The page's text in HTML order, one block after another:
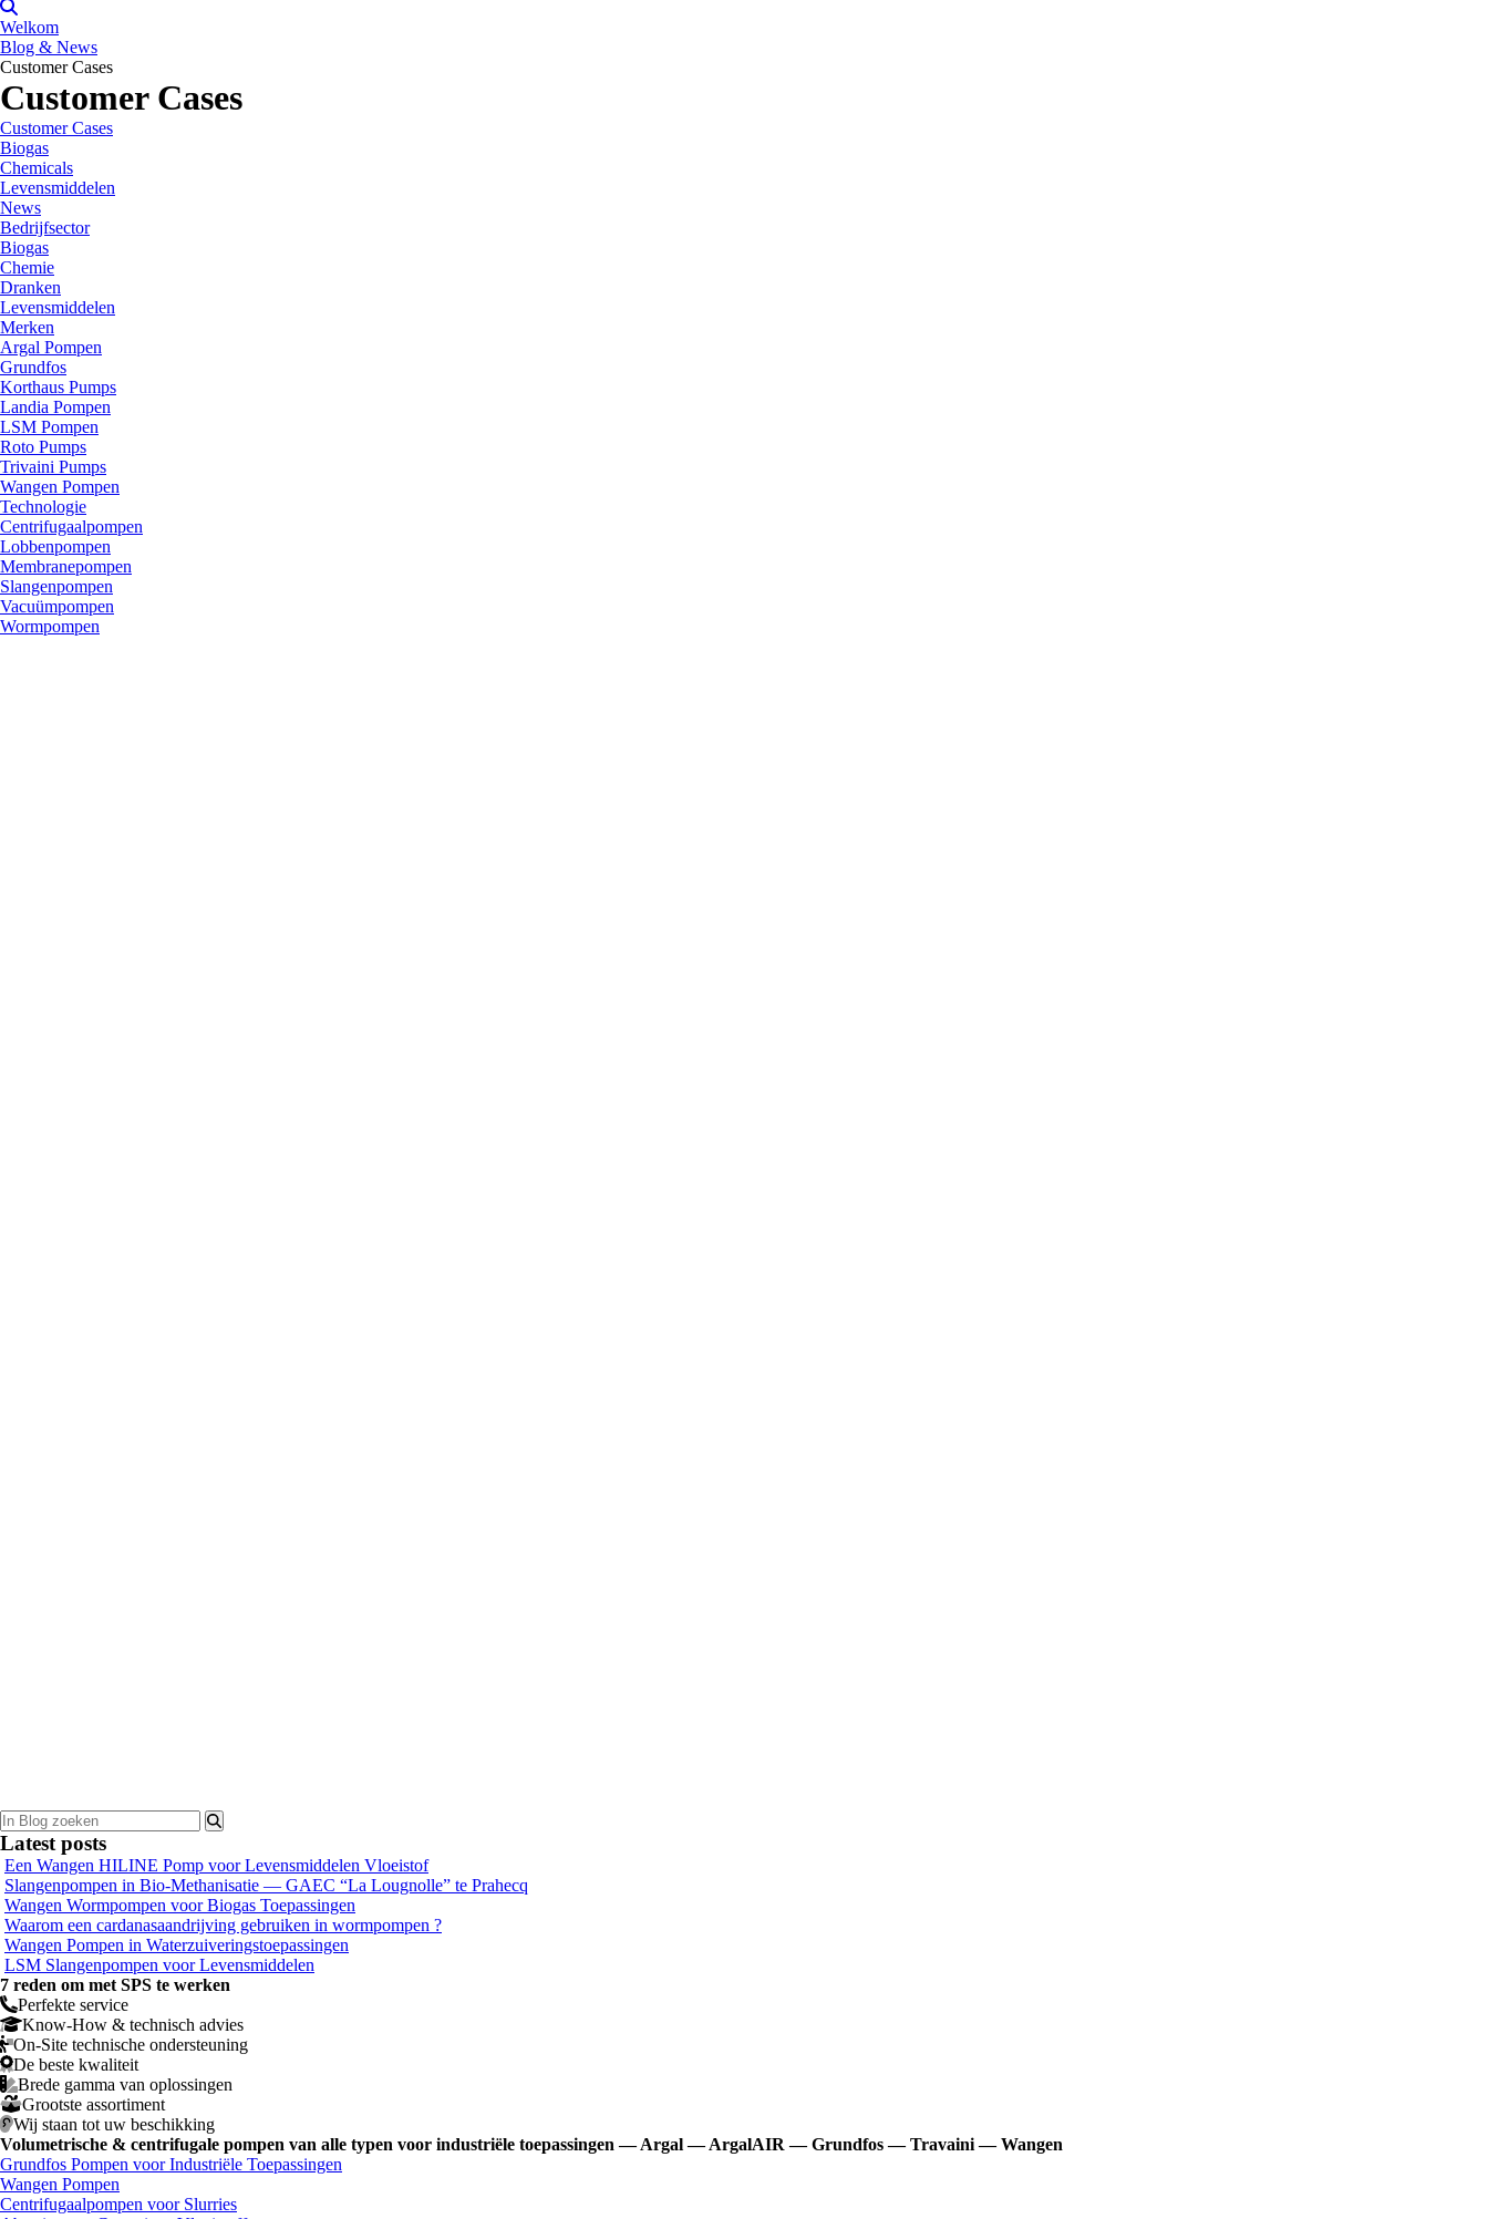
Welkom
Blog & News
Customer Cases
Customer Cases
Customer Cases
Biogas
Chemicals
Levensmiddelen
News
Bedrijfsector
Biogas
Chemie
Dranken
Levensmiddelen
Merken
Argal Pompen
Grundfos
Korthaus Pumps
Landia Pompen
LSM Pompen
Roto Pumps
Trivaini Pumps
Wangen Pompen
Technologie
Centrifugaalpompen
Lobbenpompen
Membranepompen
Slangenpompen
Vacuümpompen
Wormpompen
Latest posts
Een Wangen HILINE Pomp voor Levensmiddelen Vloeistof
Slangenpompen in Bio-Methanisatie — GAEC “La Lougnolle” te Prahecq
Wangen Wormpompen voor Biogas Toepassingen
Waarom een cardanasaandrijving gebruiken in wormpompen ?
Wangen Pompen in Waterzuiveringstoepassingen
LSM Slangenpompen voor Levensmiddelen
7 reden om met SPS te werken
Perfekte service
Know-How & technisch advies
On-Site technische ondersteuning
De beste kwaliteit
Brede gamma van oplossingen
Grootste assortiment
Wij staan tot uw beschikking
Volumetrische & centrifugale pompen van alle typen voor industriële toepassingen — Argal — ArgalAIR — Grundfos — Travaini — Wangen
Grundfos Pompen voor Industriële Toepassingen
Wangen Pompen
Centrifugaalpompen voor Slurries